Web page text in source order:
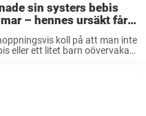
sin systers bebis
– hennes ursäkt får
koll på att man inte
eller ett litet barn oövervakat.